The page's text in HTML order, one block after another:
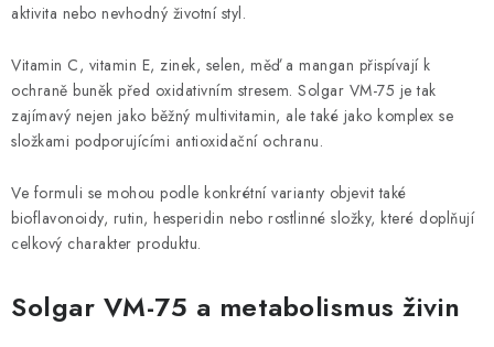
aktivita nebo nevhodný životní styl.
Vitamin C, vitamin E, zinek, selen, měď a mangan přispívají k
ochraně buněk před oxidativním stresem. Solgar VM-75 je tak
zajímavý nejen jako běžný multivitamin, ale také jako komplex se
složkami podporujícími antioxidační ochranu.
Ve formuli se mohou podle konkrétní varianty objevit také
bioflavonoidy, rutin, hesperidin nebo rostlinné složky, které doplňují
celkový charakter produktu.
Solgar VM-75 a metabolismus živin